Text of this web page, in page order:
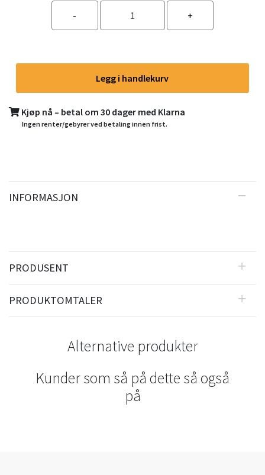
Legg i handlekurv
Kjøp nå – betal om 30 dager med Klarna
Ingen renter/gebyrer ved betaling innen frist.
INFORMASJON
PRODUSENT
PRODUKTOMTALER
Alternative produkter
Kunder som så på dette så også
på